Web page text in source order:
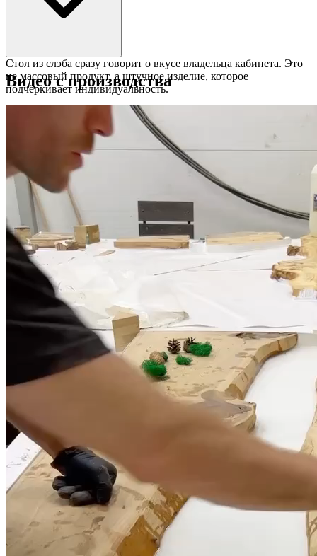
Стол из слэба сразу говорит о вкусе владельца кабинета. Это
не массовый продукт, а штучное изделие, которое
подчёркивает индивидуальность.
Видео с производства